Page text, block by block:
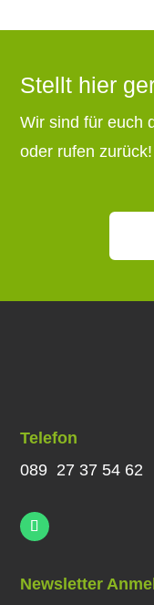
Stellt hier
Wir sind für euch
oder rufen zurück!
Telefon
089 27 37 54 62
Newsletter